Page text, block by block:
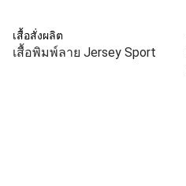
เสื้อสั่งผลิต
เสื้อพิมพ์ลาย Jersey Sport